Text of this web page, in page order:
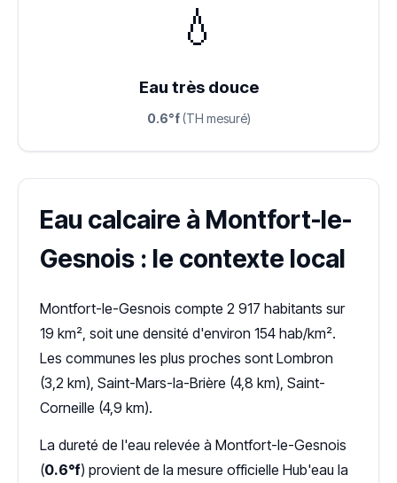
💧
Eau très douce
0.6°f(TH mesuré)
Eau calcaire à Montfort-le-
Gesnois : le contexte local
Montfort-le-Gesnois compte 2 917 habitants sur
19 km², soit une densité d'environ 154 hab/km².
Les communes les plus proches sont Lombron
(3,2 km), Saint-Mars-la-Brière (4,8 km), Saint-
Corneille (4,9 km).
La dureté de l'eau relevée à Montfort-le-Gesnois
(0.6°f) provient de la mesure officielle Hub'eau la